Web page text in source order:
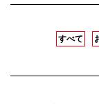
すべて